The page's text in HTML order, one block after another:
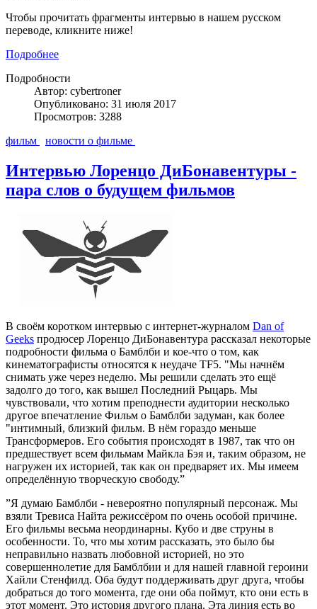
Чтобы прочитать фрагменты интервью в нашем русском
переводе, кликните ниже!
Подробнее
Подробности
Автор: cybertroner
Опубликовано: 31 июля 2017
Просмотров: 3288
фильм
новости о фильме
Интервью Лоренцо ДиБонавентуры -
пара слов о будущем фильмов
В своём коротком интервью с интернет-журналом Dan of
Geeks продюсер Лоренцо ДиБонавентура рассказал некоторые
подробности фильма о Бамблби и кое-что о том, как
кинематографисты относятся к неудаче TF5. "Мы начнём
снимать уже через неделю. Мы решили сделать это ещё
задолго до того, как вышел Последний Рыцарь. Мы
чувствовали, что хотим преподнести аудитории несколько
другое впечатление Фильм о Бамблби задуман, как более
"интимный, близкий фильм. В нём гораздо меньше
Трансформеров. Его события происходят в 1987, так что он
предшествует всем фильмам Майкла Бэя и, таким образом, не
нагружен их историей, так как он предваряет их. Мы имеем
определённую творческую свободу.”
”Я думаю Бамблби - невероятно популярный персонаж. Мы
взяли Тревиса Найта режиссёром по очень особой причине.
Его фильмы весьма неординарны. Кубо и две струны в
особенности. То, что мы хотим рассказать, это было бы
неправильно назвать любовной историей, но это
совершеннолетие для Бамблбии и для нашей главной героини
Хайли Стенфилд. Оба будут поддерживать друг друга, чтобы
добраться до того момента, где они оба поймут, кто они есть в
этот момент. Это история другого плана. Эта линия есть во